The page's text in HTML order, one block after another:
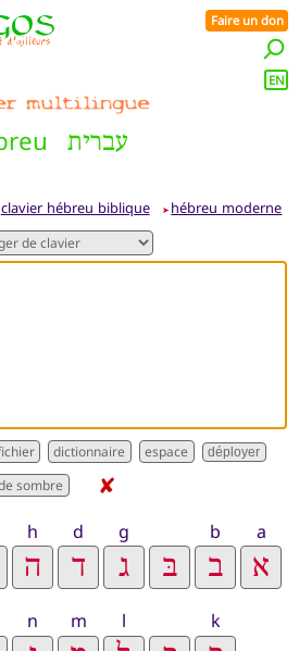
עברית
Faire un don
EN
clavier hébreu biblique ➤ hébreu moderne
dictionnaire déployer
✘
a
b
g
d
h
k
l
m
n